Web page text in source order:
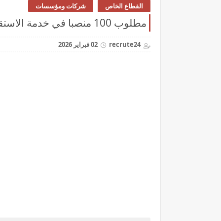
القطاع الخاص شركات ومؤسسات
مطلوب 100 منصبا في خدمة الاستقبال و توجيه المسافرين بمطار مراكش المنارة
recrute24 02 فبراير 2026